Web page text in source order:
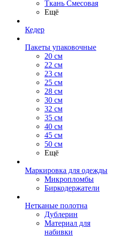
Ткань Смесовая
Ещё
Кедер
Пакеты упаковочные
20 см
22 см
23 см
25 см
28 см
30 см
32 см
35 см
40 см
45 см
50 см
Ещё
Маркировка для одежды
Микропломбы
Биркодержатели
Нетканые полотна
Дублерин
Материал для
набивки